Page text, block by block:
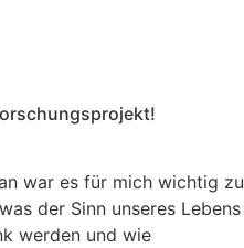
war es für mich wichtig zu
der Sinn unseres Lebens
werden und wie